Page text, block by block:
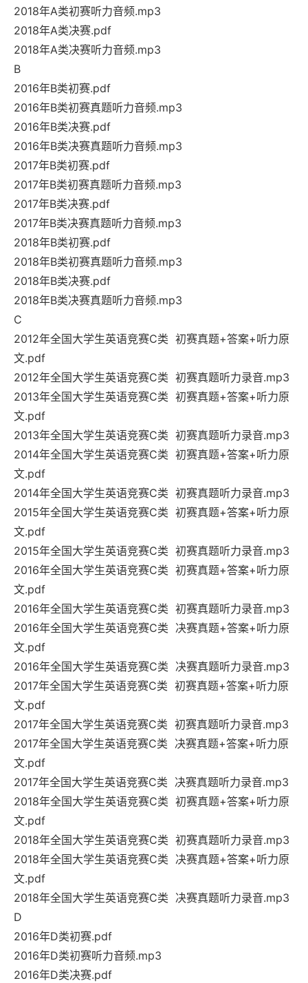
2018年A类初赛听力音频.mp3
2018年A类决赛.pdf
2018年A类决赛听力音频.mp3
B
2016年B类初赛.pdf
2016年B类初赛真题听力音频.mp3
2016年B类决赛.pdf
2016年B类决赛真题听力音频.mp3
2017年B类初赛.pdf
2017年B类初赛真题听力音频.mp3
2017年B类决赛.pdf
2017年B类决赛真题听力音频.mp3
2018年B类初赛.pdf
2018年B类初赛真题听力音频.mp3
2018年B类决赛.pdf
2018年B类决赛真题听力音频.mp3
C
2012年全国大学生英语竞赛C类 初赛真题+答案+听力原
文.pdf
2012年全国大学生英语竞赛C类 初赛真题听力录音.mp3
2013年全国大学生英语竞赛C类 初赛真题+答案+听力原
文.pdf
2013年全国大学生英语竞赛C类 初赛真题听力录音.mp3
2014年全国大学生英语竞赛C类 初赛真题+答案+听力原
文.pdf
2014年全国大学生英语竞赛C类 初赛真题听力录音.mp3
2015年全国大学生英语竞赛C类 初赛真题+答案+听力原
文.pdf
2015年全国大学生英语竞赛C类 初赛真题听力录音.mp3
2016年全国大学生英语竞赛C类 初赛真题+答案+听力原
文.pdf
2016年全国大学生英语竞赛C类 初赛真题听力录音.mp3
2016年全国大学生英语竞赛C类 决赛真题+答案+听力原
文.pdf
2016年全国大学生英语竞赛C类 决赛真题听力录音.mp3
2017年全国大学生英语竞赛C类 初赛真题+答案+听力原
文.pdf
2017年全国大学生英语竞赛C类 初赛真题听力录音.mp3
2017年全国大学生英语竞赛C类 决赛真题+答案+听力原
文.pdf
2017年全国大学生英语竞赛C类 决赛真题听力录音.mp3
2018年全国大学生英语竞赛C类 初赛真题+答案+听力原
文.pdf
2018年全国大学生英语竞赛C类 初赛真题听力录音.mp3
2018年全国大学生英语竞赛C类 决赛真题+答案+听力原
文.pdf
2018年全国大学生英语竞赛C类 决赛真题听力录音.mp3
D
2016年D类初赛.pdf
2016年D类初赛听力音频.mp3
2016年D类决赛.pdf